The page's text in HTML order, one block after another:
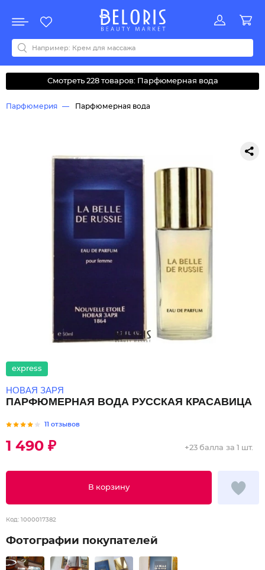
Акции
Все бренды
0-9ABCDEFGHIJKLMNOPQRSTUVWYZАБВДЗИМОКЛНПРСТУФ
Смотреть 228 товаров: Парфюмерная вода
Парфюмерия Парфюмерная вода
express
НОВАЯ ЗАРЯ
ПАРФЮМЕРНАЯ ВОДА РУССКАЯ КРАСАВИЦА
11 отзывов
1 490 ₽
В корзину
+23 балла за 1 шт.
Код: 1000017382
Фотографии покупателей